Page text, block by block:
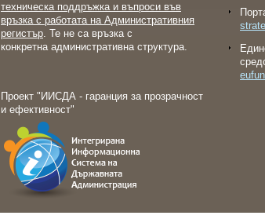
техническа поддръжка и въпроси във
връзка с работата на Административния
регистър. Те не са връзка с
конкретна административна структура.
Проект "ИИСДА - гаранция за прозрачност
и ефективност"